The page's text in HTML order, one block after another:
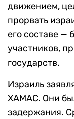
движением,
прорвать
его составе —
участников,
государств.
Израиль
ХАМАС. Они
задержания.